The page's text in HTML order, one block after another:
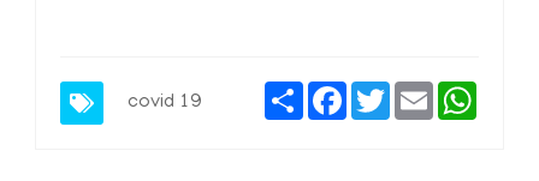
covid 19
ShareFacebook
TwitterEmail